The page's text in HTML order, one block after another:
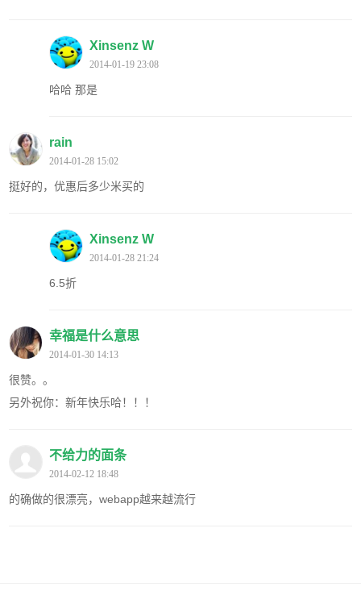
Xinsenz W
2014-01-19 23:08
哈哈 那是
rain
2014-01-28 15:02
挺好的，优惠后多少米买的
Xinsenz W
2014-01-28 21:24
6.5折
幸福是什么意思
2014-01-30 14:13
很赞。。
另外祝你：新年快乐哈！！！
不给力的面条
2014-02-12 18:48
的确做的很漂亮，webapp越来越流行